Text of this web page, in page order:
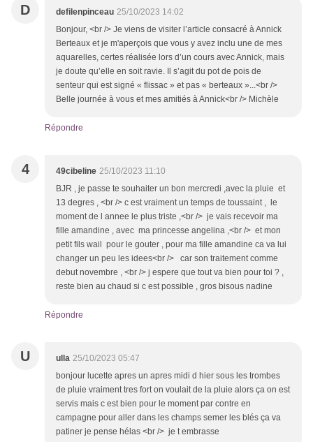
D defilenpinceau 25/10/2023 14:02
Bonjour, <br /> Je viens de visiter l’article consacré à Annick
Berteaux et je m'aperçois que vous y avez inclu une de mes
aquarelles, certes réalisée lors d’un cours avec Annick, mais
je doute qu’elle en soit ravie. Il s’agit du pot de pois de
senteur qui est signé « flissac » et pas « berteaux »...<br />
Belle journée à vous et mes amitiés à Annick<br /> Michèle
Répondre
4 49cibeline 25/10/2023 11:10
BJR , je passe te souhaiter un bon mercredi ,avec la pluie et
13 degres , <br /> c est vraiment un temps de toussaint , le
moment de l annee le plus triste ,<br /> je vais recevoir ma
fille amandine , avec ma princesse angelina ,<br /> et mon
petit fils wail pour le gouter , pour ma fille amandine ca va lui
changer un peu les idees<br /> car son traitement comme
debut novembre , <br /> j espere que tout va bien pour toi ? ,
reste bien au chaud si c est possible , gros bisous nadine
Répondre
U ulla 25/10/2023 05:47
bonjour lucette apres un apres midi d hier sous les trombes
de pluie vraiment tres fort on voulait de la pluie alors ça on est
servis mais c est bien pour le moment par contre en
campagne pour aller dans les champs semer les blés ça va
patiner je pense hélas <br /> je t embrasse